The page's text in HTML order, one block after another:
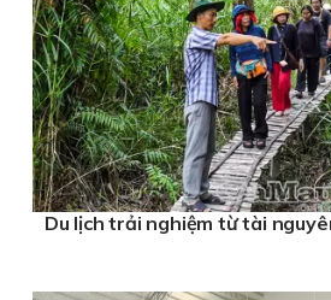
Du lịch trải nghiệm từ tài